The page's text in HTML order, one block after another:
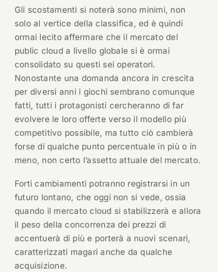
Gli scostamenti si noterà sono minimi, non
solo al vertice della classifica, ed è quindi
ormai lecito affermare che il mercato del
public cloud a livello globale si è ormai
consolidato su questi sei operatori.
Nonostante una domanda ancora in crescita
per diversi anni i giochi sembrano comunque
fatti, tutti i protagonisti cercheranno di far
evolvere le loro offerte verso il modello più
competitivo possibile, ma tutto ciò cambierà
forse di qualche punto percentuale in più o in
meno, non certo l’assetto attuale del mercato.
Forti cambiamenti potranno registrarsi in un
futuro lontano, che oggi non si vede, ossia
quando il mercato cloud si stabilizzerà e allora
il peso della concorrenza dei prezzi di
accentuerà di più e porterà a nuovi scenari,
caratterizzati magari anche da qualche
acquisizione.